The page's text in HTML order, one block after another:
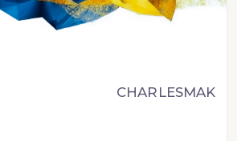
CHARLESMAK